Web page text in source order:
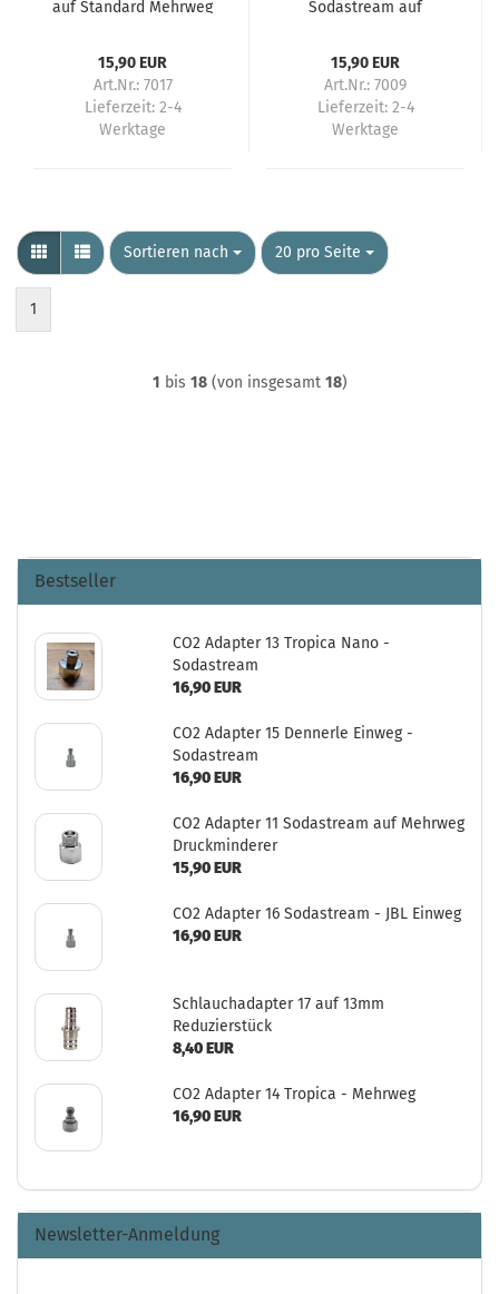
auf Standard Mehrweg
15,90 EUR
Art.Nr.: 7017
Lieferzeit: 2-4
Werktage
Sodastream auf
15,90 EUR
Art.Nr.: 7009
Lieferzeit: 2-4
Werktage
Sortieren nach
Sortieren nach 20 pro Seite
pro Seite
1
1 bis 18(von insgesamt 18)
Bestseller
CO2 Adapter 13 Tropica Nano -
Sodastream
16,90 EUR
CO2 Adapter 15 Dennerle Einweg -
Sodastream
16,90 EUR
CO2 Adapter 11 Sodastream auf Mehrweg
Druckminderer
15,90 EUR
CO2 Adapter 16 Sodastream - JBL Einweg
16,90 EUR
Schlauchadapter 17 auf 13mm
Reduzierstück
8,40 EUR
CO2 Adapter 14 Tropica - Mehrweg
16,90 EUR
Newsletter-Anmeldung